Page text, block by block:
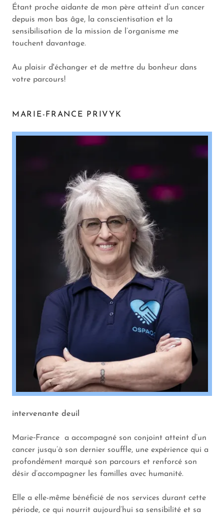
Étant proche aidante de mon père atteint d’un cancer
depuis mon bas âge, la conscientisation et la
sensibilisation de la mission de l’organisme me
touchent davantage.
Au plaisir d'échanger et de mettre du bonheur dans
votre parcours!
MARIE-FRANCE PRIVYK
intervenante deuil
Marie‑France a accompagné son conjoint atteint d’un
cancer jusqu’à son dernier souffle, une expérience qui a
profondément marqué son parcours et renforcé son
désir d’accompagner les familles avec humanité.
Elle a elle-même bénéficié de nos services durant cette
période, ce qui nourrit aujourd’hui sa sensibilité et sa